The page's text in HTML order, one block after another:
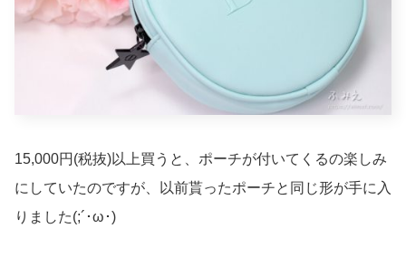
15,000円(税抜)以上買うと、ポーチが付いてくるの楽しみ
にしていたのですが、以前貰ったポーチと同じ形が手に入
りました(;´･ω･)